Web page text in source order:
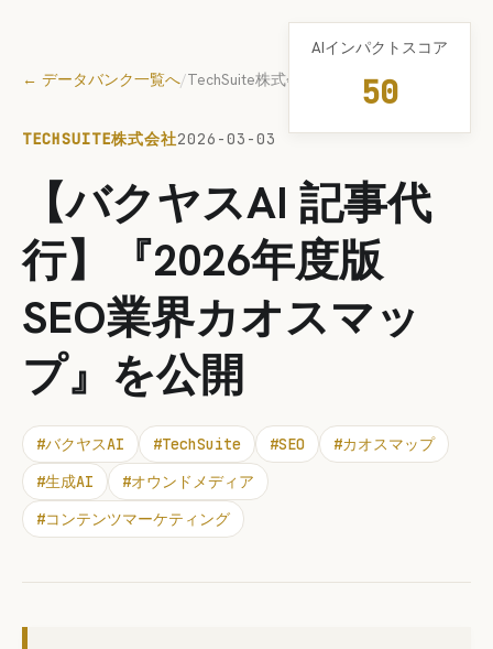
← データバンク一覧へ/TechSuite株式会社
TECHSUITE株式会社2026-03-03
【バクヤスAI 記事代
行】『2026年度版
SEO業界カオスマッ
プ』を公開
#バクヤスAI #TechSuite #SEO #カオスマップ
#生成AI #オウンドメディア
#コンテンツマーケティング
AIインパクトスコア
50